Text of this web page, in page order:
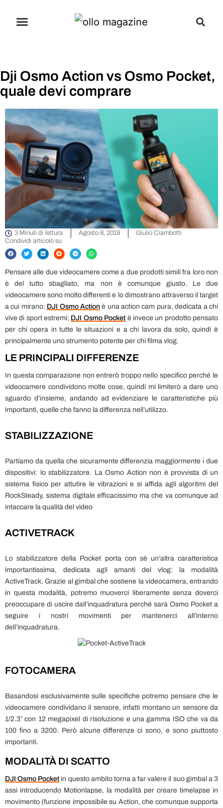
Dji Osmo Action vs Osmo Pocket,
quale devi comprare
3 Minuti di lettura Agosto 8, 2019
Giulio Ciambotti
Condividi articolo su
Pensare alle due videocamere come a due prodotti simili fra loro non
è del tutto sbagliato, ma non è comunque giusto. Le due
videocamere sono molto differenti e lo dimostrano attraverso il target
a cui mirano: DJI Osmo Actionè una action cam pura, dedicata a chi
vive di sport estremi; DJI Osmo Pocket è invece un prodotto pensato
per chi opera in tutte le situazioni e a chi lavora da solo, quindi è
principalmente uno strumento potente per chi filma vlog.
LE PRINCIPALI DIFFERENZE
In questa comparazione non entrerò troppo nello specifico perché le
videocamere condividono molte cose, quindi mi limiterò a dare uno
sguardo d’insieme, andando ad evidenziare le caratteristiche più
importanti, quelle che fanno la differenza nell’utilizzo.
STABILIZZAZIONE
Partiamo da quella che sicuramente differenzia maggiormente i due
dispositivi: lo stabilizzatore. La Osmo Action non è provvista di un
sistema fisico per attutire le vibrazioni e si affida agli algoritmi del
RockSteady, sistema digitale efficacissimo ma che va comunque ad
intaccare la qualità del video
ACTIVETRACK
Lo stabilizzatore della Pocket porta con sè un’altra caratteristica
importantissima, dedicata agli amanti del vlog: la modalità
ActiveTrack. Grazie al gimbal che sostiene la videocamera, entrando
in questa modalità, potremo muoverci liberamente senza doverci
preoccupare di uscire dall’inquadratura perché sarà Osmo Pocket a
seguire i nostri movimenti per mantenerci all’interno
dell’inquadratura.
FOTOCAMERA
Basandosi esclusivamente sulle specifiche potremo pensare che le
videocamere condividano il sensore, infatti montano un sensore da
1/2.3″ con 12 megapixel di risoluzione e una gamma ISO che va da
100 fino a 3200. Però alcune differenze ci sono, e sono piuttosto
importanti.
MODALITÀ DI SCATTO
DJI Osmo Pocket in questo ambito torna a far valere il suo gimbal a 3
assi introducendo Motionlapse, la modalità per creare timelapse in
movimento (funzione impossibile su Action, che comunque supporta